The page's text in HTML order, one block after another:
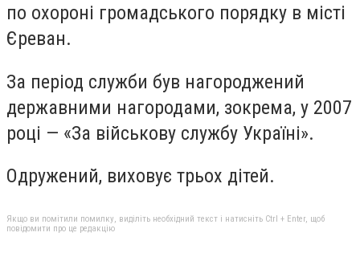
по охороні громадського порядку в місті
Єреван.
За період служби був нагороджений
державними нагородами, зокрема, у 2007
році — «За військову службу Україні».
Одружений, виховує трьох дітей.
Якщо ви помітили помилку, виділіть необхідний текст і натисніть Ctrl + Enter, щоб
повідомити про це редакцію